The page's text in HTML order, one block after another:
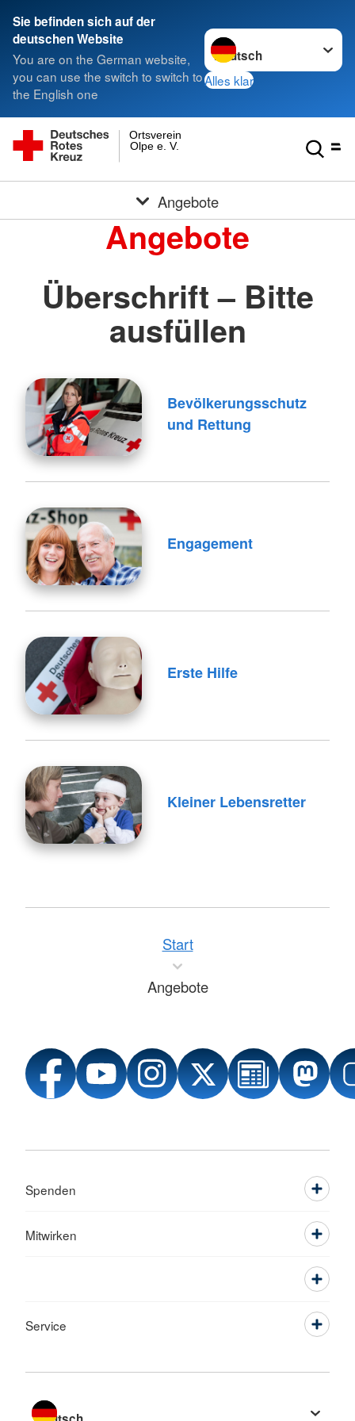
Sie befinden sich auf der
deutschen Website
You are on the German website,
you can use the switch to switch to
the English one
Sprache wechseln zu
Alles klar
Olpe e. V.
Ortsverein
Angebote
Angebote
Überschrift – Bitte
ausfüllen
Bevölkerungsschutz
und Rettung
Engagement
Erste Hilfe
Kleiner Lebensretter
Start
Angebote
Spenden
Mitwirken
Service
Sprache wechseln zu